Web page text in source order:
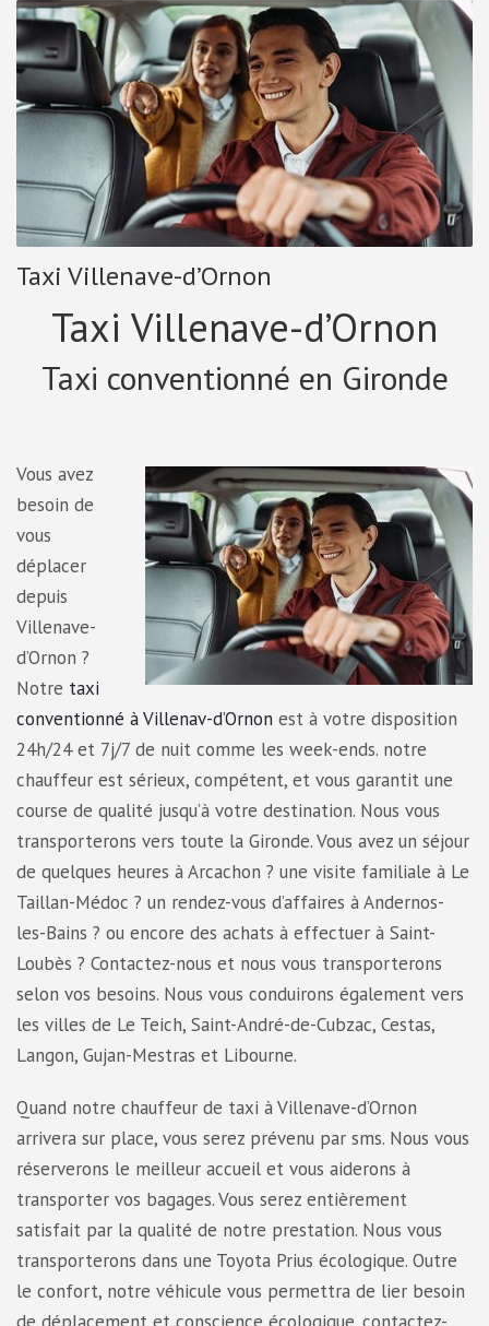
Taxi Villenave-d’Ornon
Taxi Villenave-d’Ornon
Taxi conventionné en Gironde
Vous avez
besoin de
vous
déplacer
depuis
Villenave-
d’Ornon ?
Notre taxi
conventionné à Villenav-d’Ornon est à votre disposition
24h/24 et 7j/7 de nuit comme les week-ends. notre
chauffeur est sérieux, compétent, et vous garantit une
course de qualité jusqu’à votre destination. Nous vous
transporterons vers toute la Gironde. Vous avez un séjour
de quelques heures à Arcachon ? une visite familiale à Le
Taillan-Médoc ? un rendez-vous d’affaires à Andernos-
les-Bains ? ou encore des achats à effectuer à Saint-
Loubès ? Contactez-nous et nous vous transporterons
selon vos besoins. Nous vous conduirons également vers
les villes de Le Teich, Saint-André-de-Cubzac, Cestas,
Langon, Gujan-Mestras et Libourne.
Quand notre chauffeur de taxi à Villenave-d’Ornon
arrivera sur place, vous serez prévenu par sms. Nous vous
réserverons le meilleur accueil et vous aiderons à
transporter vos bagages. Vous serez entièrement
satisfait par la qualité de notre prestation. Nous vous
transporterons dans une Toyota Prius écologique. Outre
le confort, notre véhicule vous permettra de lier besoin